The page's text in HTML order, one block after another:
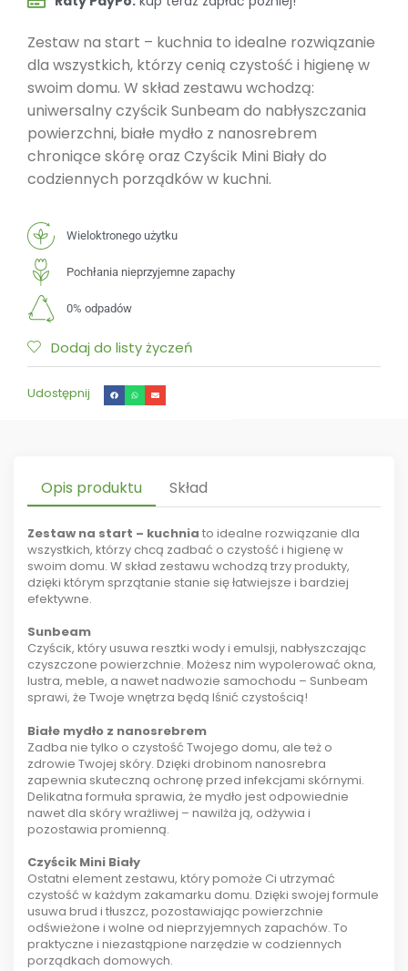
Zestaw na start – kuchnia to idealne rozwiązanie
dla wszystkich, którzy cenią czystość i higienę w
swoim domu. W skład zestawu wchodzą:
uniwersalny czyścik Sunbeam do nabłyszczania
powierzchni, białe mydło z nanosrebrem
chroniące skórę oraz Czyścik Mini Biały do
codziennych porządków w kuchni.
Wieloktronego użytku
Pochłania nieprzyjemne zapachy
0% odpadów
Dodaj do listy życzeń
Udostępnij
Opis produktu Skład
Zestaw na start – kuchnia to idealne rozwiązanie dla
wszystkich, którzy chcą zadbać o czystość i higienę w
swoim domu. W skład zestawu wchodzą trzy produkty,
dzięki którym sprzątanie stanie się łatwiejsze i bardziej
efektywne.
Sunbeam
Czyścik, który usuwa resztki wody i emulsji, nabłyszczając
czyszczone powierzchnie. Możesz nim wypolerować okna,
lustra, meble, a nawet nadwozie samochodu – Sunbeam
sprawi, że Twoje wnętrza będą lśnić czystością!
Białe mydło z nanosrebrem
Zadba nie tylko o czystość Twojego domu, ale też o
zdrowie Twojej skóry. Dzięki drobinom nanosrebra
zapewnia skuteczną ochronę przed infekcjami skórnymi.
Delikatna formuła sprawia, że mydło jest odpowiednie
nawet dla skóry wrażliwej – nawilża ją, odżywia i
pozostawia promienną.
Czyścik Mini Biały
Ostatni element zestawu, który pomoże Ci utrzymać
czystość w każdym zakamarku domu. Dzięki swojej formule
usuwa brud i tłuszcz, pozostawiając powierzchnie
odświeżone i wolne od nieprzyjemnych zapachów. To
praktyczne i niezastąpione narzędzie w codziennych
porządkach domowych.